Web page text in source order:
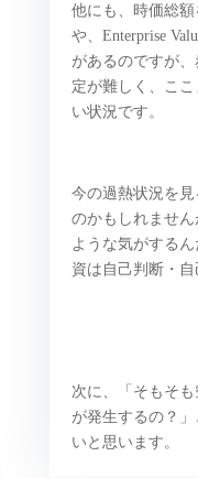
他にも、時価総額
や、Enterprise
があるのですが
定が難しく、こ
い状況です。
今の過熱状況を
のかもしれません
ような気がする
資は自己判断・自
次に、「そもそ
が発生するの？
いと思います。